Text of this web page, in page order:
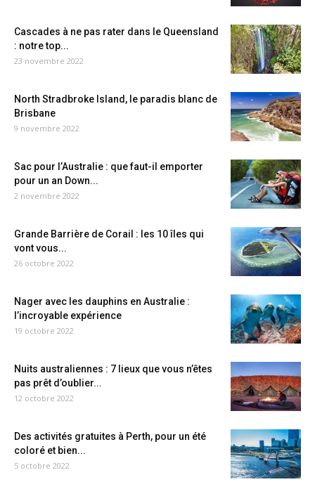
Cascades à ne pas rater dans le Queensland
: notre top...
23 novembre 2022
North Stradbroke Island, le paradis blanc de
Brisbane
9 novembre 2022
Sac pour l’Australie : que faut-il emporter
pour un an Down...
2 novembre 2022
Grande Barrière de Corail : les 10 îles qui
vont vous...
26 octobre 2022
Nager avec les dauphins en Australie :
l’incroyable expérience
19 octobre 2022
Nuits australiennes : 7 lieux que vous n’êtes
pas prêt d’oublier...
12 octobre 2022
Des activités gratuites à Perth, pour un été
coloré et bien...
5 octobre 2022